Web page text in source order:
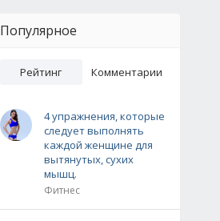
Популярное
Рейтинг Комментарии
4 упражнения, которые
следует выполнять
каждой женщине для
вытянутых, сухих
мышц.
Фитнес